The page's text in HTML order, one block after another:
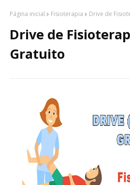
Página inicial Fisioterapia Drive de
Drive de
Gratuito